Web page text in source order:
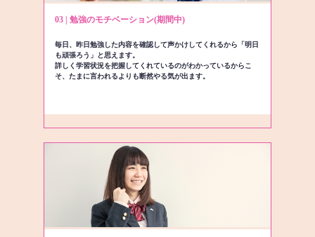
03 | 勉強のモチベーション(期間中)
毎日、昨日勉強した内容を確認して声かけしてくれるから「明日
も頑張ろう」と思えます。
詳しく学習状況を把握してくれているのがわかっているからこ
そ、たまに言われるよりも断然やる気が出ます。